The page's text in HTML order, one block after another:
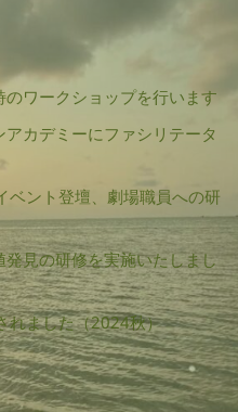
ワークショップを行います
カデミーにファシリテータ
ント登壇、劇場職員への研
見の研修を実施いたしまし
れました（2024秋）